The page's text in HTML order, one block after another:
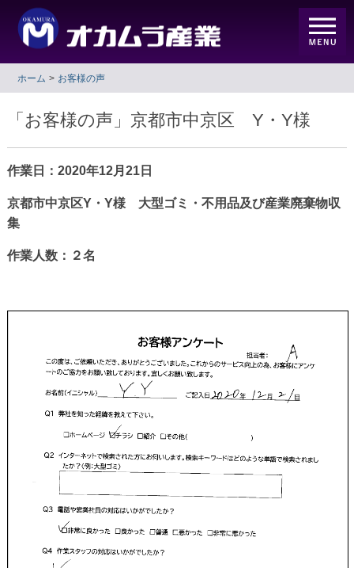
ホーム お客様の声
「お客様の声」京都市中京区 Y・Y様
作業日：2020年12月21日
京都市中京区Y・Y様 大型ゴミ・不用品及び産業廃棄物収
集
作業人数：２名